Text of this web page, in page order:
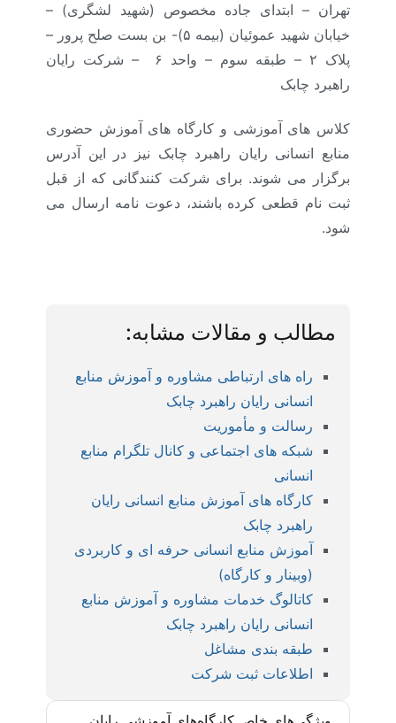
تهران – ابتدای جاده مخصوص (شهید لشگری) –
خیابان شهید عموئیان (بیمه ۵)- بن بست صلح پرور –
پلاک ۲ – طبقه سوم – واحد ۶ –
شرکت رایان
راهبرد چابک
کلاس های آموزشی و کارگاه های آموزش حضوری
منابع انسانی رایان راهبرد چابک نیز در این آدرس
برگزار می شوند. برای شرکت کنندگانی که از قبل
ثبت نام قطعی کرده باشند، دعوت نامه ارسال می
شود.
مطالب و مقالات مشابه:
راه های ارتباطی مشاوره و آموزش منابع
انسانی رایان راهبرد چابک
رسالت و مأموریت
شبکه های اجتماعی و کانال تلگرام منابع
انسانی
کارگاه های آموزش منابع انسانی رایان
راهبرد چابک
آموزش منابع انسانی حرفه ای و کاربردی
(وبینار و کارگاه)
کاتالوگ خدمات مشاوره و آموزش منابع
انسانی رایان راهبرد چابک
طبقه بندی مشاغل
اطلاعات ثبت شرکت